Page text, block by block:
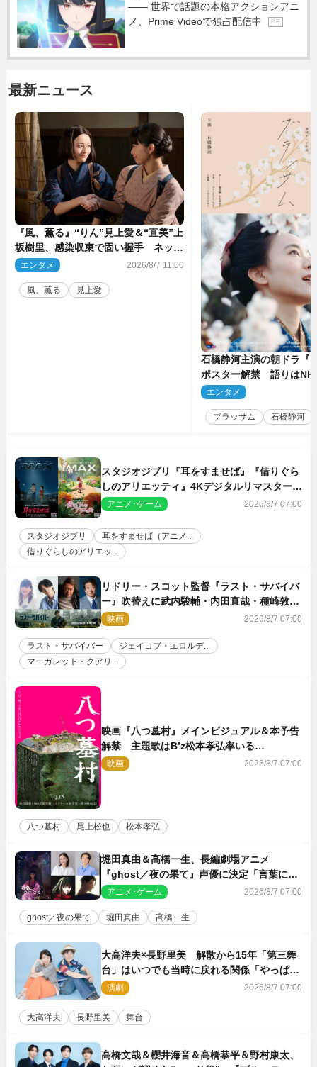
―― 世界で話題の本格アクションアニ
メ、Prime Videoで独占配信中
P R
最新ニュース
『風、薫る』“りん”見上愛＆“直美”上
坂樹里、感染収束で固い握手 ネット
感動「このバディは最強」「アツい」
エンタメ 2026/8/7 11:00
風、薫る 見上愛
石橋静河主演の朝ドラ『
ポスター解禁 語りは
アナ
エンタメ
ブラッサム 石橋静河
スタジオジブリ『耳をすませば』『借りぐら
しのアリエッティ』4Kデジタルリマスターで
IMAX上映決定！
アニメ･ゲーム 2026/8/7 07:00
スタジオジブリ
耳をすませば（アニメ...
借りぐらしのアリエッ...
リドリー・スコット監督『ラスト・サバイバ
ー』吹替えに武内駿輔・内田直哉・種崎敦
美・井上和彦ら豪華声優陣が集結！
映画 2026/8/7 07:00
ラスト・サバイバー
ジェイコブ・エロルデ...
マーガレット・クアリ...
映画『八つ墓村』メインビジュアル＆本予告
解禁 主題歌はB’z松本孝弘率いる
TMG「DOOM」に決定
映画 2026/8/7 07:00
八つ墓村 尾上松也 松本孝弘
堀田真由＆高橋一生、長編劇場アニメ
『ghost／夜の果て』声優に決定「言葉には
できない沢山の感情を思い出しました」
アニメ･ゲーム 2026/8/7 07:00
ghost／夜の果て 堀田真由 高橋一生
大高洋夫×長野里美 解散から15年「第三舞
台」はいつでも当時に戻れる関係「やっぱり
他の方たちとは違います」
演劇 2026/8/7 07:00
大高洋夫 長野里美 舞台
高橋文哉＆櫻井海音＆高橋恭平＆野村康太、